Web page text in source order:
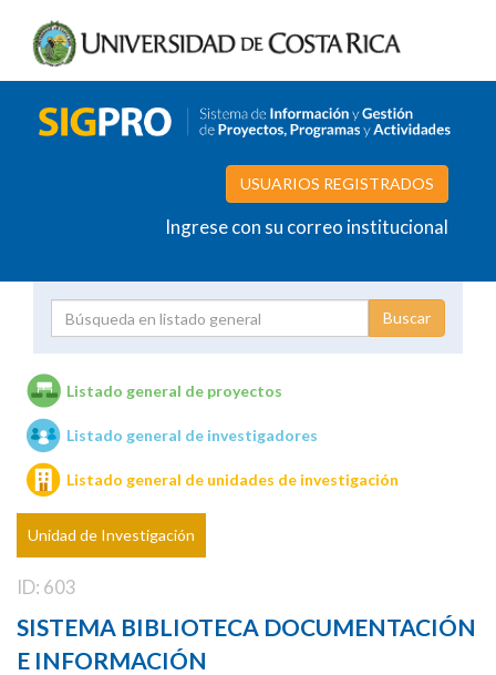
USUARIOS REGISTRADOS
Ingrese con su correo institucional
Unidades de investigación
Listado general de proyectos
Listado general de investigadores
Listado general de unidades de investigación
Unidad de Investigación
ID: 603
SISTEMA BIBLIOTECA DOCUMENTACIÓN
E INFORMACIÓN